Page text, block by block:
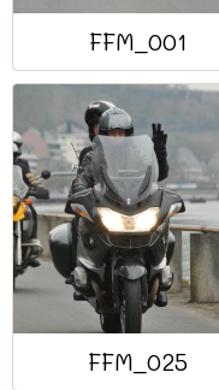
FFM_001
FFM_025